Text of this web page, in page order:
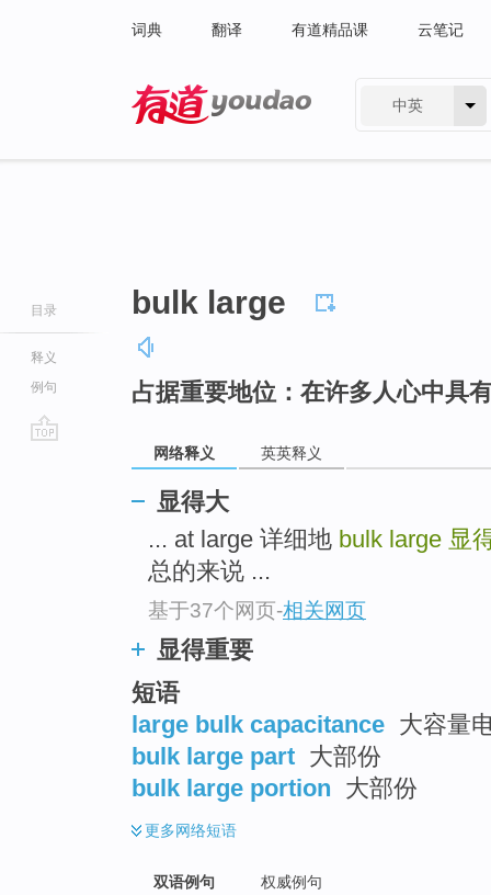
词典 翻译 有道精品课 云笔记
中英
目录
释义
例句
bulk large
占据重要地位：在许多人心中具
网络释义 英英释义
显得大
... at large 详细地 bulk large 显
总的来说 ...
基于37个网页-相关网页
显得重要
短语
large bulk capacitance 大容量
bulk large part 大部份
bulk large portion 大部份
更多网络短语
双语例句 权威例句